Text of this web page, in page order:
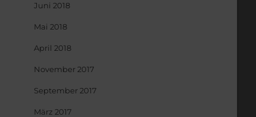
Juni 2018
Mai 2018
April 2018
November 2017
September 2017
März 2017